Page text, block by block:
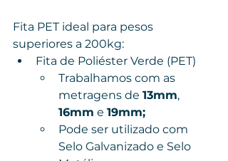
Fita PET ideal para pesos
superiores a 200kg:
Fita de Poliéster Verde (PET)
Trabalhamos com as
metragens de 13mm,
16mm e 19mm;
Pode ser utilizado com
Selo Galvanizado e Selo